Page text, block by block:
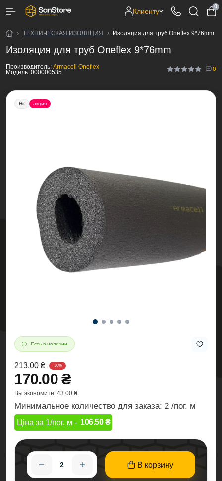
Клиенту
0
ТЕХНИЧЕСКАЯ ИЗОЛЯЦИЯ Изоляция для труб Oneflex 9*76mm
Изоляция для труб Oneflex 9*76mm
Производитель: Armacell Oneflex
Модель: 000000535 0
Hit акция
Есть в наличии
213.00 ₴ -20%
170.00 ₴
Вы экономите: 43.00 ₴
Минимальное количество для заказа: 2 /пог. м
Ціна за 1/пог. м - 106.50 ₴
В корзину